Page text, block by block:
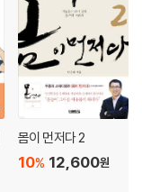
몸이 먼저다 2
12,600원
10%